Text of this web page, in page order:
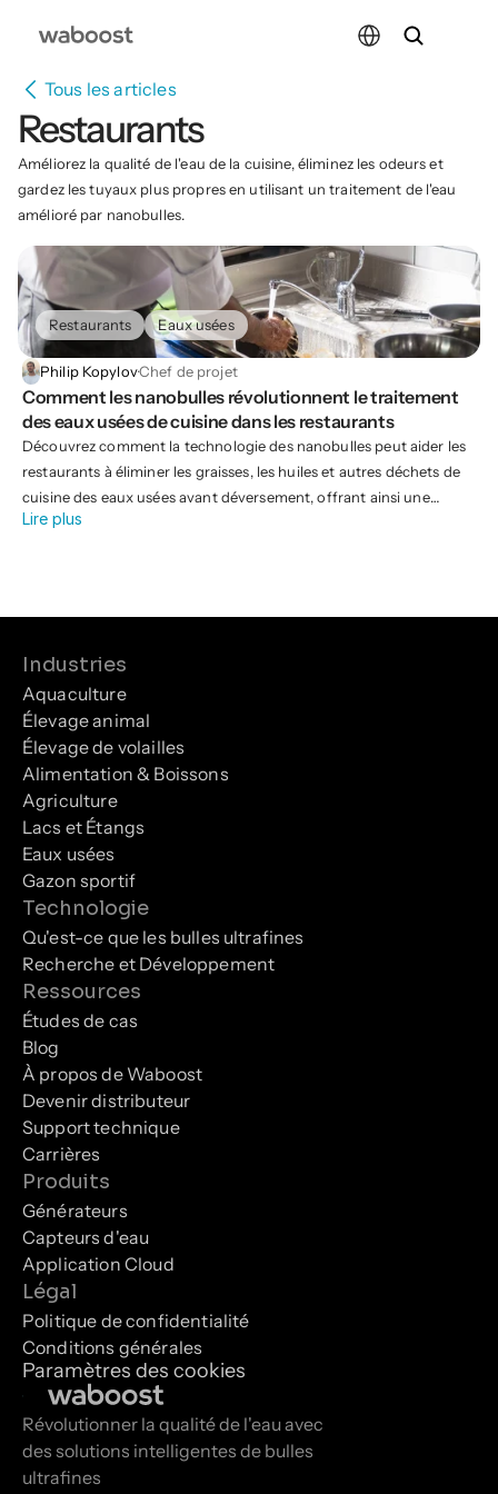
Tous les articles
Restaurants
Améliorez la qualité de l'eau de la cuisine, éliminez les odeurs et
gardez les tuyaux plus propres en utilisant un traitement de l'eau
amélioré par nanobulles.
Restaurants Eaux usées
Philip Kopylov·Chef de projet
Comment les nanobulles révolutionnent le traitement
des eaux usées de cuisine dans les restaurants
Découvrez comment la technologie des nanobulles peut aider les
restaurants à éliminer les graisses, les huiles et autres déchets de
cuisine des eaux usées avant déversement, offrant ainsi une
solution écologique et efficace pour une gestion de l'eau plus
Lire plus
Révolutionner la qualité de l'eau avec
des solutions intelligentes de bulles
ultrafines
Industries
Aquaculture
Élevage animal
Élevage de volailles
Alimentation & Boissons
Agriculture
Lacs et Étangs
Eaux usées
Gazon sportif
Technologie
Qu'est-ce que les bulles ultrafines
Recherche et Développement
Ressources
Études de cas
Blog
À propos de Waboost
Devenir distributeur
Support technique
Carrières
Produits
Générateurs
Capteurs d'eau
Application Cloud
Légal
Politique de confidentialité
Conditions générales
Paramètres des cookies